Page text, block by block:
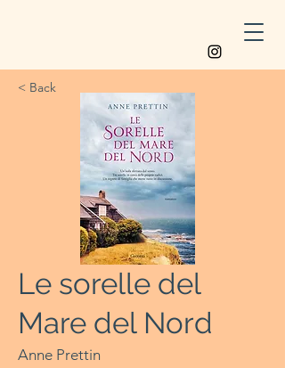
< Back
Le sorelle del
Mare del Nord
Anne Prettin